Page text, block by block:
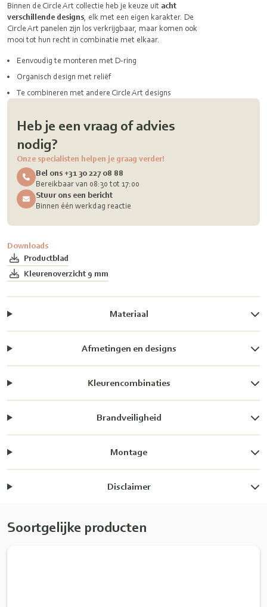
Binnen de Circle Art collectie heb je keuze uit acht
verschillende designs , elk met een eigen karakter. De
Circle Art panelen zijn los verkrijgbaar, maar komen ook
mooi tot hun recht in combinatie met elkaar.
Eenvoudig te monteren met D-ring
Organisch design met reliëf
Te combineren met andere Circle Art designs
Heb je een vraag of advies
nodig?
Onze specialisten helpen je graag verder!
Bel ons +31 30 227 08 88
Bereikbaar van 08:30 tot 17:00
Stuur ons een bericht
Binnen één werkdag reactie
Downloads
Productblad
Kleurenoverzicht 9 mm
Materiaal
Afmetingen en designs
Kleurencombinaties
Brandveiligheid
Montage
Disclaimer
Soortgelijke producten